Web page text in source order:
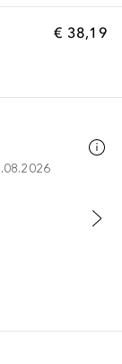
€ 38,19